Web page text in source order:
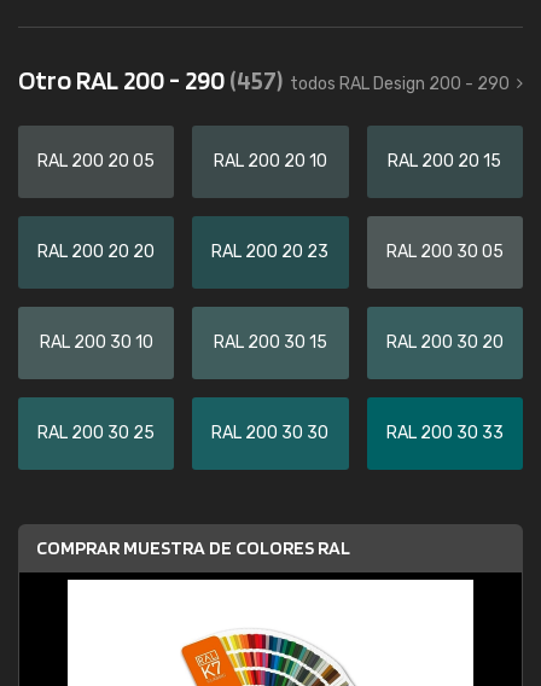
Otro RAL 200 - 290(457) todos RAL Design 200 - 290
RAL 200 20 05 RAL 200 20 10 RAL 200 20 15
RAL 200 20 20 RAL 200 20 23 RAL 200 30 05
RAL 200 30 10 RAL 200 30 15 RAL 200 30 20
RAL 200 30 25 RAL 200 30 30 RAL 200 30 33
COMPRAR MUESTRA DE COLORES RAL